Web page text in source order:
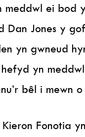
meddwl ei
Dan Jones y
yn gwneud
yn
bêl i mewn
Fonotia